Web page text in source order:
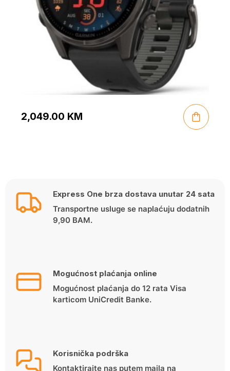
2,049.00 KM
Express One brza dostava unutar 24 sata
Transportne usluge se naplaćuju dodatnih
9,90 BAM.
Mogućnost plaćanja online
Mogućnost plaćanja do 12 rata Visa
karticom UniCredit Banke.
Korisnička podrška
Kontaktirajte nas putem maila na